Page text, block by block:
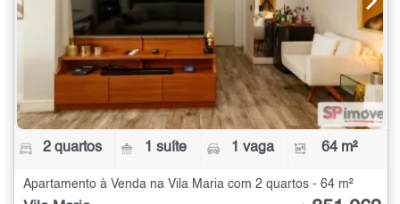
2 quartos 1 suíte 1 vaga 64 m²
Apartamento à Venda na Vila Maria com 2 quartos - 64 m²